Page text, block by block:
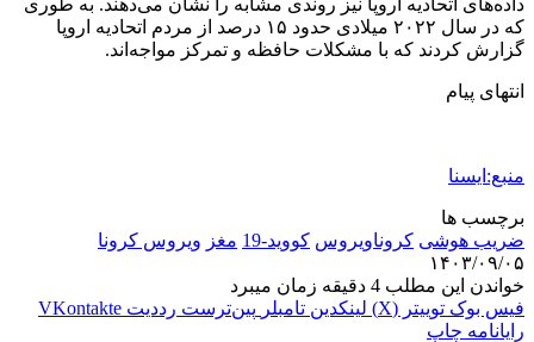
که در سال ۲۰۲۲ میلادی حدود ۱۵ درصد از مردم اتحادیه اروپا
گزارش کردند که با مشکلات حافظه و تمرکز مواجه‌اند.
انتهای پیام
منبع:ایسنا
برچسب ها
ضریب هوشی کروناویروس کووید-19 مغز ویروس کرونا
۱۴۰۳/۰۹/۰۵
خواندن این مطلب 4 دقیقه زمان میبرد
فیس بوک توییتر (X) لینکدین ‫تامبلر ‫پین‌ترست ‫رددیت ‫VKontakte
رایانامه چاپ